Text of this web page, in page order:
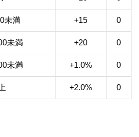
未満 +15 0
未満 +20 0
未満 +1.0% 0
+2.0% 0